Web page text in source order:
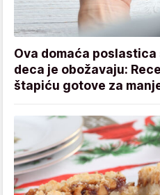
Ova domaća
deca je obožavaju:
štapiću gotove za